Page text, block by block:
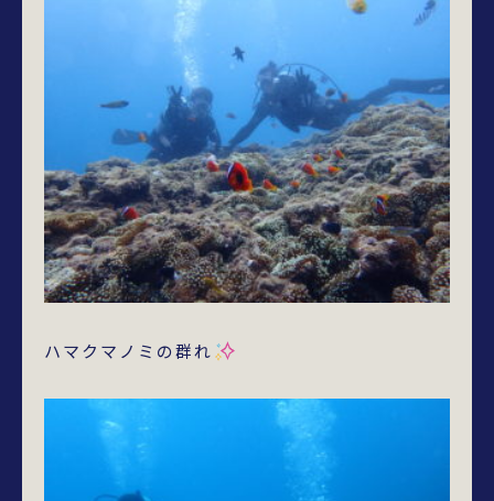
ハマクマノミの群れ